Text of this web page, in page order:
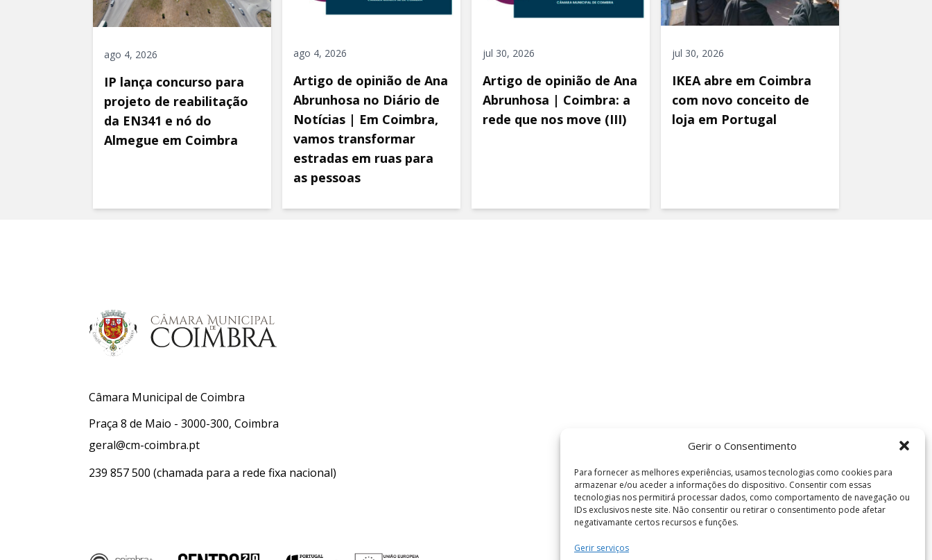
Gerir o Consentimento
Para fornecer as melhores experiências, usamos tecnologias como cookies para
armazenar e/ou aceder a informações do dispositivo. Consentir com essas
tecnologias nos permitirá processar dados, como comportamento de navegação ou
IDs exclusivos neste site. Não consentir ou retirar o consentimento pode afetar
negativamante certos recursos e funções.
Gerir serviços
ago 4, 2026
IP lança concurso para
projeto de reabilitação
da EN341 e nó do
Almegue em Coimbra
ago 4, 2026
Artigo de opinião de Ana
Abrunhosa no Diário de
Notícias | Em Coimbra,
vamos transformar
estradas em ruas para
as pessoas
jul 30, 2026
Artigo de opinião de Ana
Abrunhosa | Coimbra: a
rede que nos move (III)
jul 30, 2026
IKEA abre em Coimbra
com novo conceito de
loja em Portugal
Câmara Municipal de Coimbra
Praça 8 de Maio - 3000-300, Coimbra
geral@cm-coimbra.pt
239 857 500 (chamada para a rede fixa nacional)